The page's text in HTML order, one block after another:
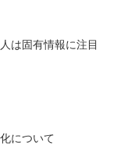
は固有情報に注目
について